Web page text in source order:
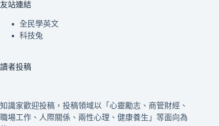
友站連結
全民學英文
科技兔
讀者投稿
知識家歡迎投稿，投稿領域以「心靈勵志、商管財經、
職場工作、人際關係、兩性心理、健康養生」等面向為